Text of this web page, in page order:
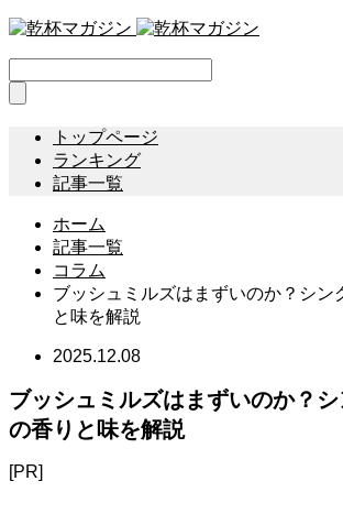
トップページ
ランキング
記事一覧
ホーム
記事一覧
コラム
ブッシュミルズはまずいのか？シン
と味を解説
2025.12.08
ブッシュミルズはまずいのか？
の香りと味を解説
[PR]